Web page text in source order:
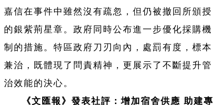
嘉信在事件中雖然沒有疏忽，但仍被撤回所頒授
的銀紫荊星章。政府同時公布進一步優化採購機
制的措施。特區政府刀刃向內，處罰有度，標本
兼治，既體現了問責精神，更展示了不斷提升管
治效能的決心。
《文匯報》發表社評：增加宿舍供應 助建專